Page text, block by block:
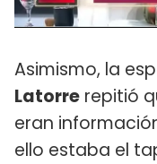
Asimismo, la
Latorre repitió
eran
ello estaba el